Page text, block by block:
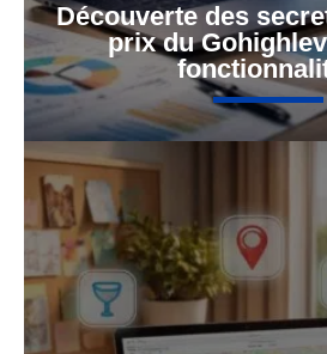
Découverte des
prix du